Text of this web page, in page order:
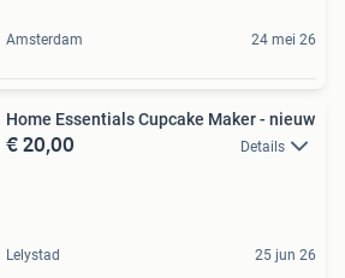
Amsterdam 24 mei 26
Home Essentials Cupcake Maker - nieuw
€ 20,00 Details
Lelystad 25 jun 26